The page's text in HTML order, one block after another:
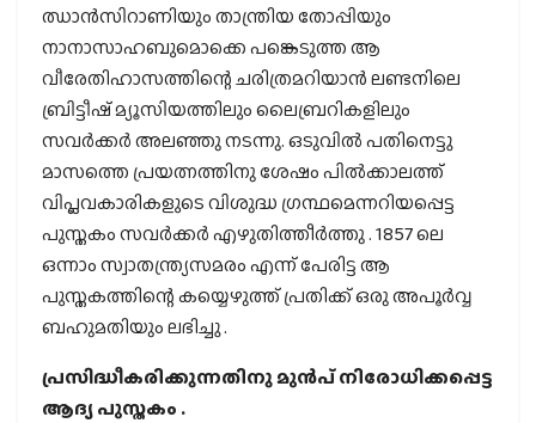
ഝാൻസിറാണിയും താന്ത്രിയ തോപ്പിയും
നാനാസാഹബുമൊക്കെ പങ്കെടുത്ത ആ
വീരേതിഹാസത്തിന്റെ ചരിത്രമറിയാൻ ലണ്ടനിലെ
ബ്രിട്ടീഷ് മ്യൂസിയത്തിലും ലൈബ്രറികളിലും
സവർക്കർ അലഞ്ഞു നടന്നു. ഒടുവിൽ പതിനെട്ടു
മാസത്തെ പ്രയത്നത്തിനു ശേഷം പിൽക്കാലത്ത്
വിപ്ലവകാരികളുടെ വിശുദ്ധ ഗ്രന്ഥമെന്നറിയപ്പെട്ട
പുസ്തകം സവർക്കർ എഴുതിത്തീർത്തു . 1857 ലെ
ഒന്നാം സ്വാതന്ത്ര്യസമരം എന്ന് പേരിട്ട ആ
പുസ്തകത്തിന്റെ കയ്യെഴുത്ത് പ്രതിക്ക് ഒരു അപൂർവ്വ
ബഹുമതിയും ലഭിച്ചു .
പ്രസിദ്ധീകരിക്കുന്നതിനു മുൻപ് നിരോധിക്കപ്പെട്ട
ആദ്യ പുസ്തകം .